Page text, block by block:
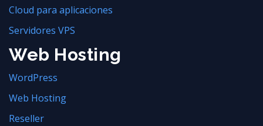
Cloud para aplicaciones
Servidores VPS
Web Hosting
WordPress
Web Hosting
Reseller